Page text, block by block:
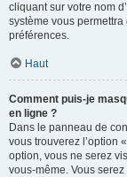
cliquant sur votre nom
système vous
préférences.
Haut
Comment puis-je
en ligne ?
Dans le panneau de
vous trouverez l’option
option, vous ne serez
vous-même. Vous